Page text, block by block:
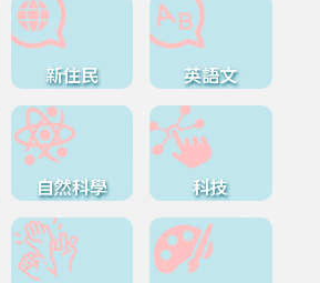
新住民 英語文
自然科學 科技